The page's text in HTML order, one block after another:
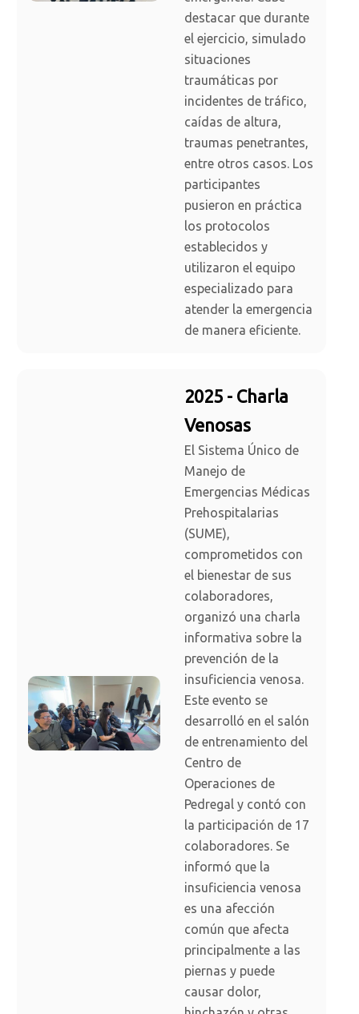
destacar que durante
el ejercicio, simulado
situaciones
traumáticas por
incidentes de tráfico,
caídas de altura,
traumas penetrantes,
entre otros casos. Los
participantes
pusieron en práctica
los protocolos
establecidos y
utilizaron el equipo
especializado para
atender la emergencia
de manera eficiente.
2025 - Charla
Venosas
El Sistema Único de
Manejo de
Emergencias Médicas
Prehospitalarias
(SUME),
comprometidos con
el bienestar de sus
colaboradores,
organizó una charla
informativa sobre la
prevención de la
insuficiencia venosa.
Este evento se
desarrolló en el salón
de entrenamiento del
Centro de
Operaciones de
Pedregal y contó con
la participación de 17
colaboradores. Se
informó que la
insuficiencia venosa
es una afección
común que afecta
principalmente a las
piernas y puede
causar dolor,